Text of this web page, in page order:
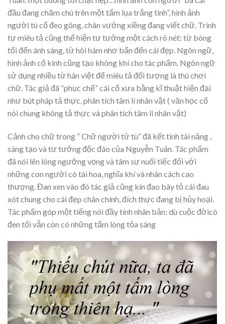
đầu đang chăm chú trên một tấm lụa trắng tinh”, hình ảnh
người tù cổ đeo gông, chân vướng xiềng đang viết chữ. Trình
tự miêu tả cũng thể hiện tư tưởng một cách rõ nét: từ bóng
tối đến ánh sáng, từ hôi hám nhơ bẩn đến cái đẹp. Ngôn ngữ,
hình ảnh cổ kính cũng tạo không khí cho tác phẩm. Ngôn ngữ
sử dụng nhiều từ hán việt để miêu tả đối tượng là thú chơi
chữ. Tác giả đã “phục chế” cái cổ xưa bằng kĩ thuật hiện đại
như bút pháp tả thực, phân tích tâm lí nhân vật ( văn học cổ
nói chung không tả thực và phân tích tâm lí nhân vật)
Cảnh cho chữ trong ” Chữ người tử tù” đã kết tinh tài năng ,
sáng tạo và tư tưởng độc đáo của Nguyễn Tuân. Tác phẩm
đã nói lên lòng ngưỡng vọng và tâm sự nuối tiếc đối với
những con người có tài hoa, nghĩa khí và nhân cách cao
thượng. Đan xen vào đó tác giả cũng kín đao bày tỏ cái đau
xót chung cho cái đẹp chân chính, đích thực đang bị hủy hoại.
Tác phẩm góp một tiếng nói đầy tính nhân bản: dù cuộc đờicó
đen tối vẫn còn có những tấm lòng tỏa sáng